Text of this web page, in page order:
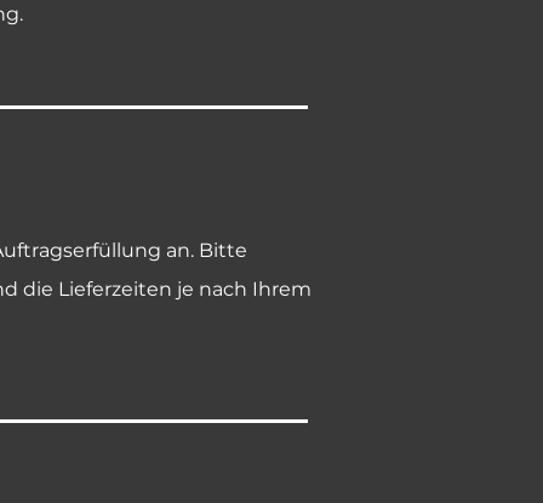
an. Bitte
die Lieferzeiten je nach Ihrem